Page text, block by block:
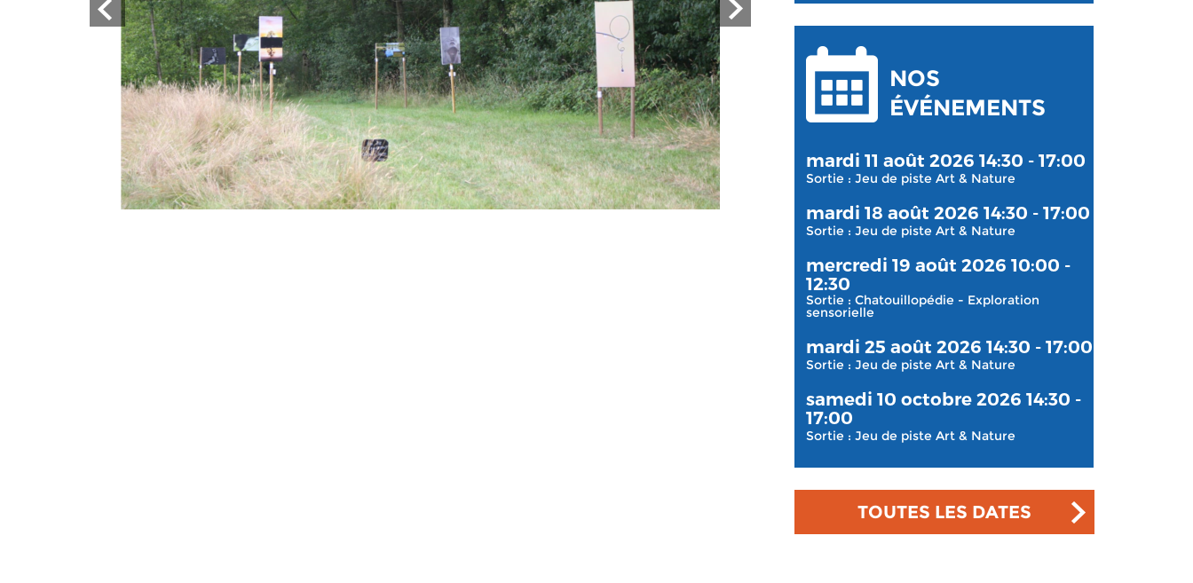
NOS
ÉVÉNEMENTS
mardi 11 août 2026 14:30 - 17:00
Sortie : Jeu de piste Art & Nature
mardi 18 août 2026 14:30 - 17:00
Sortie : Jeu de piste Art & Nature
mercredi 19 août 2026 10:00 -
12:30
Sortie : Chatouillopédie - Exploration
sensorielle
mardi 25 août 2026 14:30 - 17:00
Sortie : Jeu de piste Art & Nature
samedi 10 octobre 2026 14:30 -
17:00
Sortie : Jeu de piste Art & Nature
TOUTES LES DATES